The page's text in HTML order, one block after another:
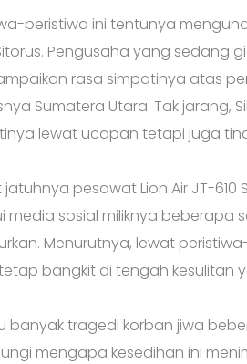
peristiwa ini tentunya
Pengusaha yang sedang
rasa simpatinya atas
Sumatera Utara. Tak jarang,
lewat ucapan tetapi juga
jatuhnya pesawat Lion Air JT-
media sosial miliknya
Menurutnya, lewat
bangkit di tengah kesulitan
banyak tragedi korban jiwa
mengapa kesedihan ini